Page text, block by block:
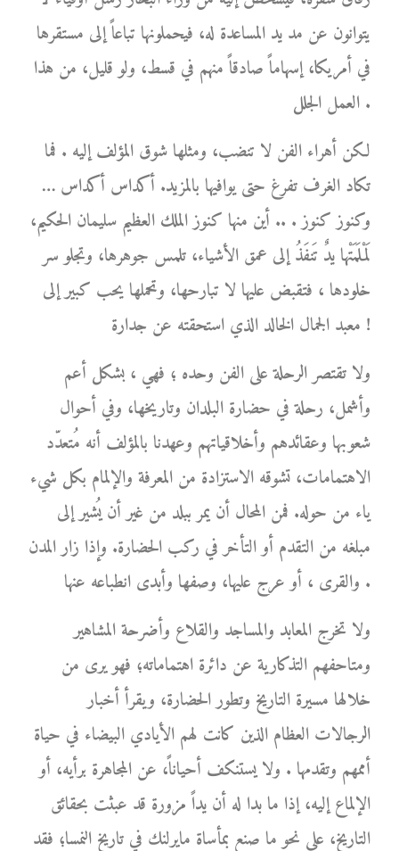
يتوانون عن مد يد المساعدة له، فيحملونها تباعاً إلى مستقرها
في أمريكا، إسهاماً صادقاً منهم في قسط، ولو قليل، من هذا
العمل الجلل .
لكن أهراء الفن لا تنضب، ومثلها شوق المؤلف إليه . فما
تكاد الغرف تفرغ حتى يوافيها بالمزيد. أكداس أكداس …
وكنوز كنوز . .. أين منها كنوز الملك العظيم سليمان الحكيم،
لَمْلَمَتْها يدٌ تَنفَذُ إلى عمق الأشياء، تلمس جوهرها، وتجلو سر
خلودها ، فتقبض عليها لا تبارحها، وتحملها يحب كبير إلى
معبد الجمال الخالد الذي استحقته عن جدارة !
ولا تقتصر الرحلة على الفن وحده ؛ فهي ، بشكل أعم
وأشمل، رحلة في حضارة البلدان وتاريخها، وفي أحوال
شعوبها وعقائدهم وأخلاقياتهم وعهدنا بالمؤلف أنه مُتعدّد
الاهتمامات، تشوقه الاستزادة من المعرفة والإلمام بكل شيء
ياء من حوله. فمن المحال أن يمر ببلد من غير أن يُشير إلى
مبلغه من التقدم أو التأخر في ركب الحضارة. وإذا زار المدن
والقرى ، أو عرج عليها، وصفها وأبدى انطباعه عنها .
ولا تخرج المعابد والمساجد والقلاع وأضرحة المشاهير
ومتاحفهم التذكارية عن دائرة اهتماماته؛ فهو يرى من
خلالها مسيرة التاريخ وتطور الحضارة، ويقرأ أخبار
الرجالات العظام الذين كانت لهم الأيادي البيضاء في حياة
أممهم وتقدمها . ولا يستنكف أحياناً، عن المجاهرة برأيه، أو
الإلماع إليه، إذا ما بدا له أن يداً مزورة قد عبثت بحقائق
التاريخ، على نحو ما صنع بمأساة مايرلنك في تاريخ النمسا؛ فقد